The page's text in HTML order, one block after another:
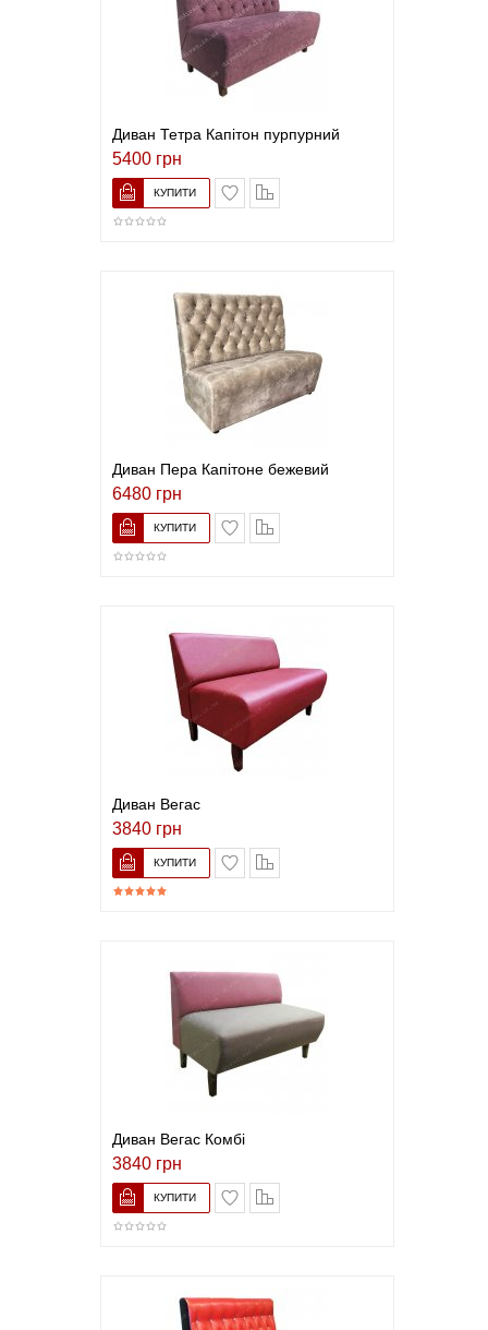
Диван Тетра Капітон пурпурний
5400 грн
В закладки
Диван Пера Капітоне бежевий
6480 грн
В закладки
Диван Вегас
3840 грн
В закладки
Диван Вегас Комбі
3840 грн
В закладки